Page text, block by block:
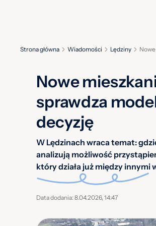
Lędziny
Wiadomości
Strona główna
Nowe
sprawdza
decyzję
W Lędzinach wraca temat:
analizują możliwość
który działa już między innymi
Data dodania: 8.04.2026, 14:47